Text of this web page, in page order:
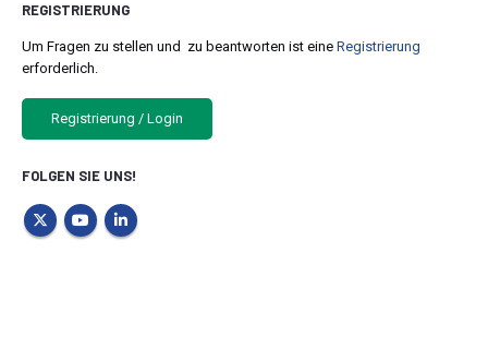
REGISTRIERUNG
Um Fragen zu stellen und zu beantworten ist eine Registrierung
erforderlich.
Registrierung / Login
FOLGEN SIE UNS!